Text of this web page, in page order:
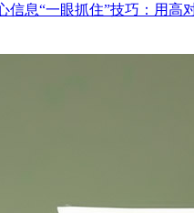
信息“一眼抓住”技巧：用高